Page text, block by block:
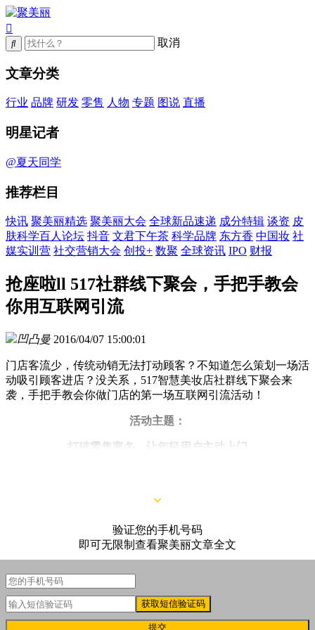
取消
文章分类
行业 品牌 研发 零售 人物 专题 图说 直播
明星记者
@夏天同学
推荐栏目
快讯 聚美丽精选 聚美丽大会 全球新品速递 成分特辑 谈资 皮
肤科学百人论坛 抖音 文君下午茶 科学品牌 东方香 中国妆 社
媒实训营 社交营销大会 创投+ 数聚 全球资讯 IPO 财报
抢座啦ll 517社群线下聚会，手把手教会
你用互联网引流
凹凸曼 2016/04/07 15:00:01
门店客流少，传统动销无法打动顾客？不知道怎么策划一场活
动吸引顾客进店？没关系，517智慧美妆店社群线下聚会来
袭，手把手教会你做门店的第一场互联网引流活动！
活动主题：
打破零售寒冬，让年轻用户主动上门
验证您的手机号码
即可无限制查看聚美丽文章全文
获取短信验证码
提交